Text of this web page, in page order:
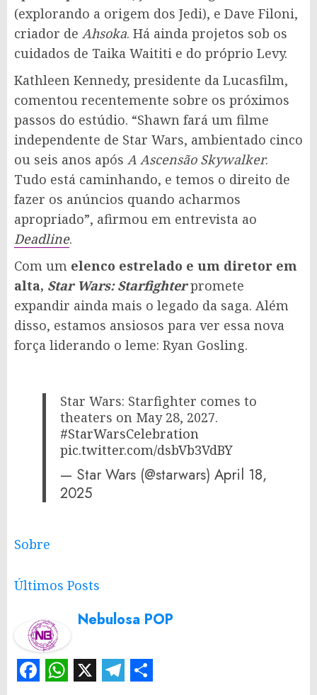
(explorando a origem dos Jedi), e Dave Filoni,
criador de Ahsoka. Há ainda projetos sob os
cuidados de Taika Waititi e do próprio Levy.
Kathleen Kennedy, presidente da Lucasfilm,
comentou recentemente sobre os próximos
passos do estúdio. “Shawn fará um filme
independente de Star Wars, ambientado cinco
ou seis anos após A Ascensão Skywalker.
Tudo está caminhando, e temos o direito de
fazer os anúncios quando acharmos
apropriado”, afirmou em entrevista ao
Deadline.
Com um elenco estrelado e um diretor em
alta, Star Wars: Starfighter promete
expandir ainda mais o legado da saga. Além
disso, estamos ansiosos para ver essa nova
força liderando o leme: Ryan Gosling.
Star Wars: Starfighter comes to
theaters on May 28, 2027.
#StarWarsCelebration
pic.twitter.com/dsbVb3VdBY
— Star Wars (@starwars)April 18,
2025
Sobre
Últimos Posts
Nebulosa POP